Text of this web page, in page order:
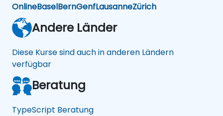
OnlineBaselBernGenfLausanneZürich
Andere Länder
Diese Kurse sind auch in anderen Ländern
verfügbar
Beratung
TypeScript Beratung